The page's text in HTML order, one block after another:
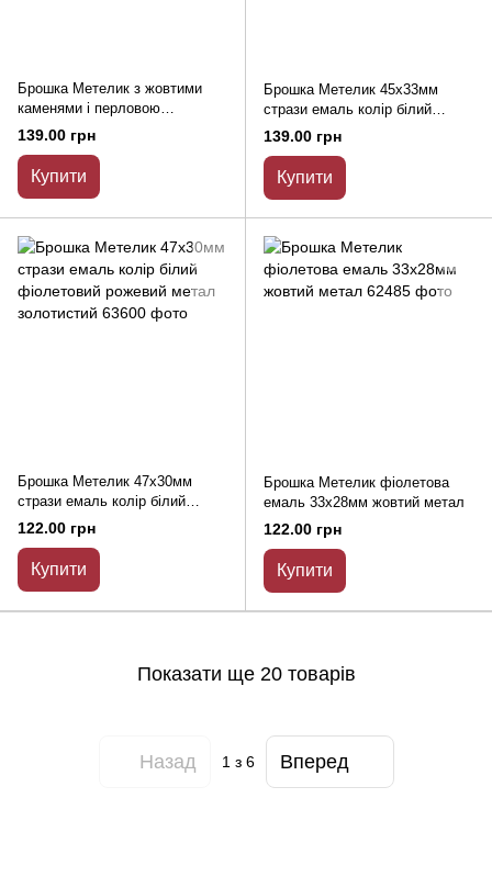
Брошка Метелик з жовтими
каменями і перловою
намистиною 55х25мм жовтий
139.00 грн
Купити
Брошка Метелик 45х33мм
стрази емаль колір білий
рожевий синій жовтий метал
золотистий
139.00 грн
Купити
Брошка Метелик 47х30мм
стрази емаль колір білий
фіолетовий рожевий метал
золотистий
122.00 грн
Купити
Брошка Метелик фіолетова
емаль 33х28мм жовтий метал
122.00 грн
Купити
Показати ще 20 товарів
Назад 1з 6 Вперед